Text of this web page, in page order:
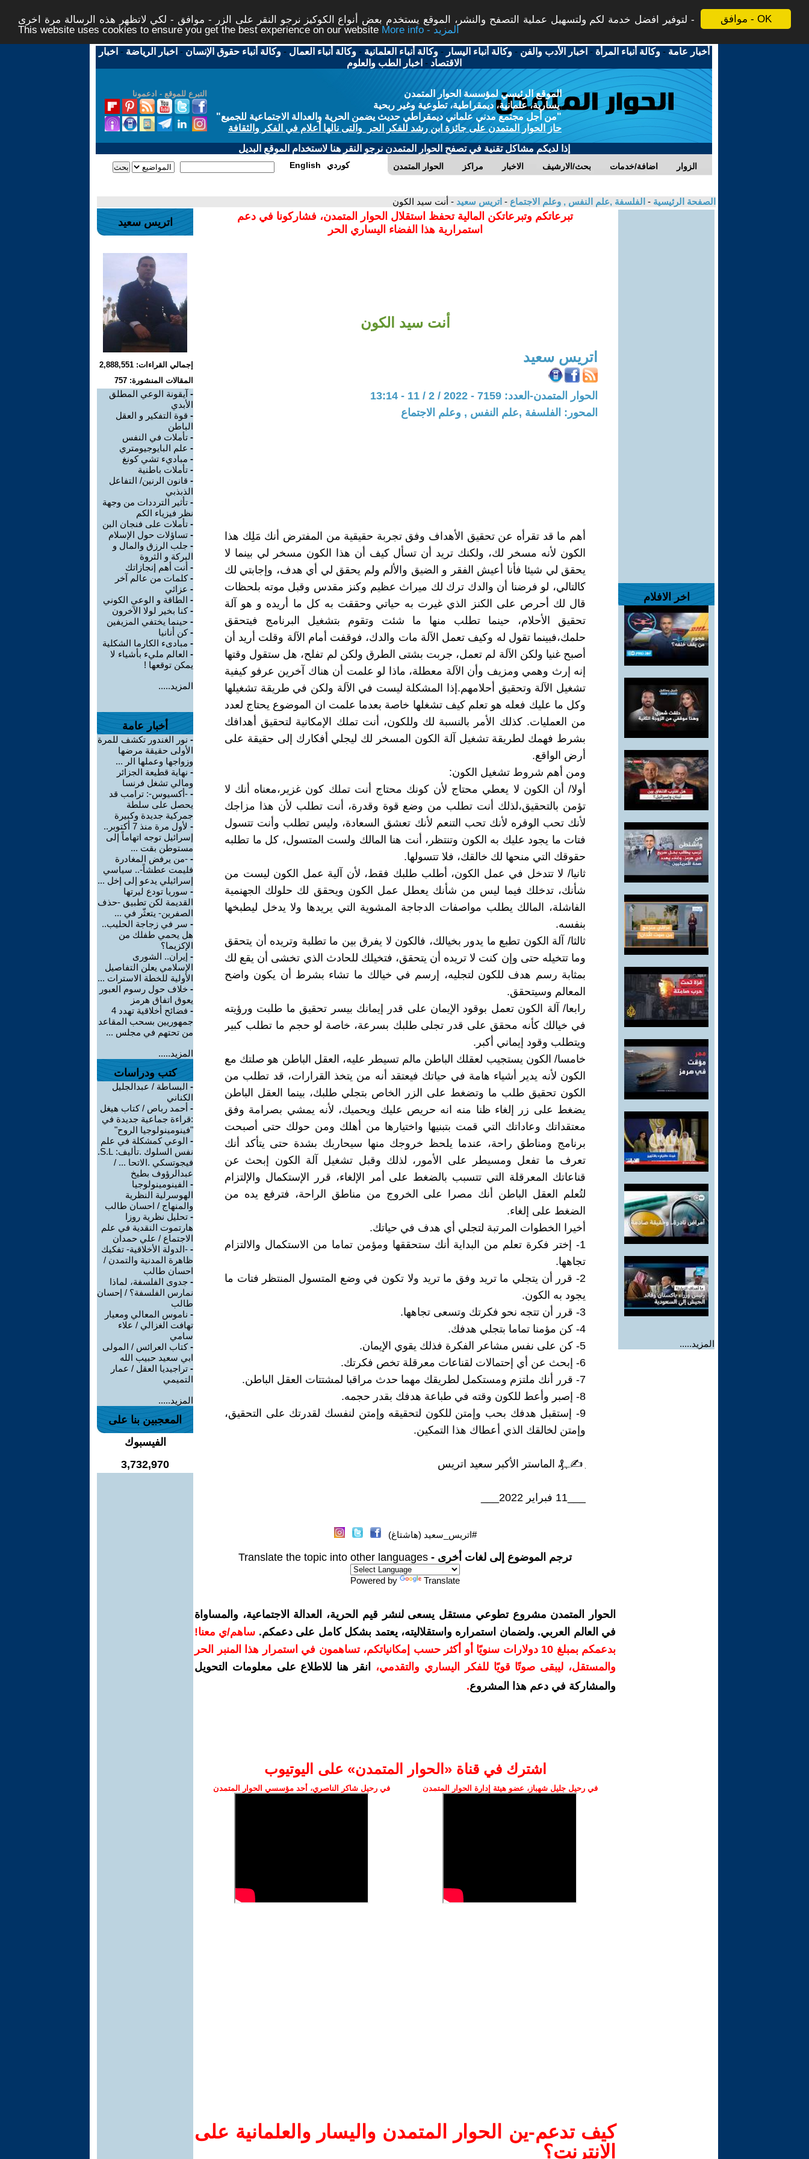
موافق - OK
لتوفير افضل خدمة لكم ولتسهيل عملية التصفح والنشر، الموقع يستخدم بعض أنواع الكوكيز نرجو النقر على الزر - موافق - لكي لاتظهر هذه الرسالة مرة اخرى -
This website uses cookies to ensure you get the best experience on our website
More info - المزيد
أخبار عامة -وكالة أنباء المرأة - اخبار الأدب والفن -وكالة أنباء اليسار -وكالة أنباء العلمانية -وكالة أنباء العمال -وكالة أنباء حقوق الإنسان - اخبار الرياضة - اخبار
الاقتصاد - اخبار الطب والعلوم
التبرع للموقع - ادعمونا
الموقع الرئيسي لمؤسسة الحوار المتمدن
يسارية، علمانية، ديمقراطية، تطوعية وغير ربحية
"من أجل مجتمع مدني علماني ديمقراطي حديث يضمن الحرية والعدالة الاجتماعية للجميع"
حاز الحوار المتمدن على جائزة ابن رشد للفكر الحر والتى نالها أعلام في الفكر والثقافة
إذا لديكم مشاكل تقنية في تصفح الحوار المتمدن نرجو النقر هنا لاستخدام الموقع البديل
الحوار المتمدن مراكز الاخبار بحث/الارشيف اضافة/خدمات الزوار English كوردي
الصفحة الرئيسية - الفلسفة ,علم النفس , وعلم الاجتماع - اتريس سعيد - أنت سيد الكون
اخر الافلام
المزيد.....
تبرعاتكم وتبرعاتكن المالية تحفظ استقلال الحوار المتمدن، فشاركونا في دعم
استمرارية هذا الفضاء اليساري الحر
أنت سيد الكون
اتريس سعيد
الحوار المتمدن-العدد: 7159 - 2022 / 2 / 11 - 13:14
المحور: الفلسفة ,علم النفس , وعلم الاجتماع
أهم ما قد تقرأه عن تحقيق الأهداف وفق تجربة حقيقية من المفترض أنك مَلِك هذا
الكون لأنه مسخر لك، ولكنك تريد أن تسأل كيف أن هذا الكون مسخر لي بينما لا
يحقق لي شيئا فأنا أعيش الفقر و الضيق والألم ولم يحقق لي أي هدف، وإجابتي لك
كالتالي، لو فرضنا أن والدك ترك لك ميراث عظيم وكنز مقدس وقبل موته بلحظات
قال لك أحرص على الكنز الذي غيرت به حياتي وحققت به كل ما أريده و هو آلة
تحقيق الأحلام، حينما تطلب منها ما شئت وتقوم بتشغيل البرنامج فيتحقق
حلمك،فبينما تقول له وكيف تعمل الآلة مات والدك، فوقفت أمام الآلة وقلت أريد أن
أصبح غنيا ولكن الآلة لم تعمل، جربت بشتى الطرق ولكن لم تفلح، هل ستقول وقتها
إنه إرث وهمي ومزيف وأن الآلة معطلة، ماذا لو علمت أن هناك آخرين عرفو كيفية
تشغيل الآلة وتحقيق أحلامهم.إذا المشكلة ليست في الآلة ولكن في طريقة تشغيلها
وكل ما عليك فعله هو تعلم كيف تشغلها خاصة بعدما علمت ان الموضوع يحتاج لعدد
من العمليات. كذلك الأمر بالنسبة لك وللكون، أنت تملك الإمكانية لتحقيق أهدافك
بشرط فهمك لطريقة تشغيل آلة الكون المسخر لك ليجلي أفكارك إلى حقيقة على
أرض الواقع.
ومن أهم شروط تشغيل الكون:
أولا/ أن الكون لا يعطي محتاج لأن كونك محتاج أنت تملك كون غزير،معناه أنك لا
تؤمن بالتحقيق،لذلك أنت تطلب من وضع قوة وقدرة، أنت تطلب لأن هذا مزاجك
لأنك تحب الوفره لأنك تحب التنعم لأنك تعشق السعادة، وليس تطلب وأنت تتسول
فتات ما يجود عليك به الكون وتنتظر، أنت هنا المالك ولست المتسول، كل ما تطلبه
حقوقك التي منحها لك خالقك، فلا تتسولها.
ثانيا/ لا تتدخل في عمل الكون، أطلب طلبك فقط، لأن آلية عمل الكون ليست من
شأنك، تدخلك فيما ليس من شأنك يعطل عمل الكون ويحقق لك حلولك الجهنمية
الفاشلة، المالك يطلب مواصفات الدجاجة المشوية التي يريدها ولا يدخل ليطبخها
بنفسه.
ثالثا/ آلة الكون تطبع ما يدور بخيالك، فالكون لا يفرق بين ما تطلبة وتريده أن يتحقق
وما تتخيله حتى وإن كنت لا تريده أن يتحقق، فتخيلك للحادث الذي تخشى أن يقع لك
بمثابة رسم هدف للكون لتجليه، إرسم في خيالك ما تشاء بشرط أن يكون واضح
المعالم وسيتحقق.
رابعا/ آلة الكون تعمل بوقود الإيمان على قدر إيمانك بيسر تحقيق ما طلبت ورؤيته
في خيالك كأنه محقق على قدر تجلى طلبك بسرعة، خاصة لو حجم ما تطلب كبير
ويتطلب وقود إيماني أكبر.
خامسا/ الكون يستجيب لعقلك الباطن مالم تسيطر عليه، العقل الباطن هو صلتك مع
الكون لأنه يدير أشياء هامة في حياتك فيعتقد أنه من يتخذ القرارات، قد تطلب من
الكون تحقيق طلب ما وتضغط على الزر الخاص بتجلي طلبك، بينما العقل الباطن
يضغط على زر إلغاء ظنا منه انه حريص عليك ويحميك، لأنه يمشي بصرامة وفق
معتقداتك وعاداتك التي قمت بتبنيها واختيارها من أهلك ومن حولك حتى أصبحت
برنامج ومناطق راحة، عندما يلحظ خروجك منها سيحاربك بشدة حتى يتأكد أنك
تعرف ما تفعل ومسيطر على الأمور، لذلك وقبل تشغيل آلة الكون إبحث عن
قناعاتك المعرقلة التي تتسبب بالضغط على أمر الإلغاء، قرر الإستكمال والإلتزام
لتُعلم العقل الباطن أنك مصرا على الخروج من مناطق الراحة، فترفع يده من
الضغط على إلغاء.
أخيرا الخطوات المرتبة لتجلي أي هدف في حياتك.
1- إختر فكرة تعلم من البداية أنك ستحققها ومؤمن تماما من الاستكمال والالتزام
تجاهها.
2- قرر أن يتجلي ما تريد وفق ما تريد ولا تكون في وضع المتسول المنتظر فتات ما
يجود به الكون.
3- قرر أن تتجه نحو فكرتك وتسعى تجاهها.
4- كن مؤمنا تماما بتجلي هدفك.
5- كن على نفس مشاعر الفكرة فذلك يقوي الإيمان.
6- إبحث عن أي إحتمالات لقناعات معرقلة تخص فكرتك.
7- قرر أنك ملتزم ومستكمل لطريقك مهما حدث مراقبا لمشتتات العقل الباطن.
8- إصبر وأعط للكون وقته في طباعة هدفك بقدر حجمه.
9- إستقبل هدفك بحب وإمتن للكون لتحقيقه وإمتن لنفسك لقدرتك على التحقيق،
وإمتن لخالقك الذي أعطاك هذا التمكين.
͜ ✍ﮩ₰ الماستر الأكبر سعيد اتريس
#اتريس_سعيد (هاشتاغ)
ترجم الموضوع إلى لغات أخرى - Translate the topic into other languages
Powered by Translate
الحوار المتمدن مشروع تطوعي مستقل يسعى لنشر قيم الحرية، العدالة الاجتماعية، والمساواة
في العالم العربي. ولضمان استمراره واستقلاليته، يعتمد بشكل كامل على دعمكم. ساهم/ي معنا!
بدعمكم بمبلغ 10 دولارات سنويًا أو أكثر حسب إمكانياتكم، تساهمون في استمرار هذا المنبر الحر
والمستقل، ليبقى صوتًا قويًا للفكر اليساري والتقدمي،
انقر هنا للاطلاع على معلومات التحويل
والمشاركة في دعم هذا المشروع.
اشترك في قناة ‫«الحوار المتمدن» على اليوتيوب
في رحيل جليل شهباز، عضو هيئة إدارة الحوار المتمدن في رحيل شاكر الناصري، أحد مؤسسي الحوار المتمدن
كيف تدعم-ين الحوار المتمدن واليسار والعلمانية على
الانترنت؟
اتريس سعيد
إجمالي القراءات: 2,888,551
المقالات المنشورة: 757
- آيقونة الوعي المطلق
الأبدي
- قوة التفكير و العقل
الباطن
- تأملات في النفس
- علم البايوجيومتري
- مباديء تشي كونغ
- تأملات باطنية
- قانون الرنين/ التفاعل
الذبذبي
- تأثير الترددات من وجهة
نظر فيزياء الكم
- تأملات على فنجان البن
- تساؤلات حول الإسلام
- جلب الرزق والمال و
البركة و الثروة
- أنت أهم إنجازاتك
-كلمات من عالم آخر
- عزائي
- الطاقة و الوعي الكوني
-كنا بخير لولا الآخرون
- حينما يختفي المزيفين
-كن أنانيا
- مبادىء الكارما الشكلية
- العالم مليء بأشياء لا
يمكن توقعها !
المزيد.....
أخبار عامة
- نور الغندور تكشف للمرة
الأولى حقيقة مرضها
وزواجها وعملها الر ...
- نهاية قطيعة الجزائر
ومالي تشغل فرنسا
- -أكسيوس-: ترامب قد
يحصل على سلطة
جمركية جديدة وكبيرة
-
لأول مرة منذ 7 أكتوبر..
إسرائيل توجه اتهاماً إلى
مستوطن بقت ...
- -من يرفض المغادرة
فليمت عطشاً-.. سياسي
إسرائيلي يدعو إلى إخل ...
- سوريا تودع ليرتها
القديمة لكن تطبيق -حذف
الصفرين- يتعثّر في ...
- سر في زجاجة الحليب..
هل يحمي طفلك من
الإكزيما؟
- إيران.. الشورى
الإسلامي يعلن التفاصيل
الأولية للخطة الاسترات ...
- خلاف حول رسوم العبور
يعوق اتفاق هرمز
-
فضائح أخلاقية تهدد 4
جمهوريين بسحب المقاعد
من تحتهم في مجلس ...
المزيد.....
كتب ودراسات
- البساطة / عبدالجليل
الكناني
- أحمد رباص / كتاب هيغل
:قراءة جماعية جديدة في
"فينومينولوجيا الروح"
- الوعي كمشكلة في علم
نفس السلوك .تأليف: S.L.
فيجوتسكي .الاتحا ... /
عبدالرؤوف بطيخ
- الفينومينولوجيا
الهوسرلية النظرية
والمنهاج / احسان طالب
- تحليل نظرية روزا
هارتموت النقدية في علم
الاجتماع / علي حمدان
- -الدولة الأخلاقية- تفكيك
ظاهرة المدنية والتمدن /
احسان طالب
- جدوى الفلسفة، لماذا
نمارس الفلسفة؟ / إحسان
طالب
- ناموس المعالي ومعيار
تهافت الغزالي / علاء
سامي
-كتاب العرائس / المولى
ابي سعيد حبيب الله
- تراجيديا العقل / عمار
التميمي
المزيد.....
المعجبين بنا على
الفيسبوك
3,732,970